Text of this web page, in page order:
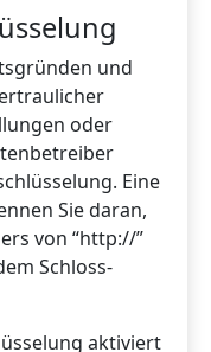
und
oder
Eine
Sie daran,
von “http://”
Schloss-
aktiviert